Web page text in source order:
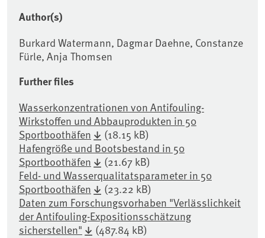
Author(s)
Burkard Watermann, Dagmar Daehne, Constanze
Fürle, Anja Thomsen
Further files
Wasserkonzentrationen von Antifouling-
Wirkstoffen und Abbauprodukten in 50
Sportboothäfen
(18.15 kB)
Hafengröße und Bootsbestand in 50
Sportboothäfen
(21.67 kB)
Feld- und Wasserqualitatsparameter in 50
Sportboothäfen
(23.22 kB)
Daten zum Forschungsvorhaben "Verlässlichkeit
der Antifouling-Expositionsschätzung
sicherstellen"
(487.84 kB)